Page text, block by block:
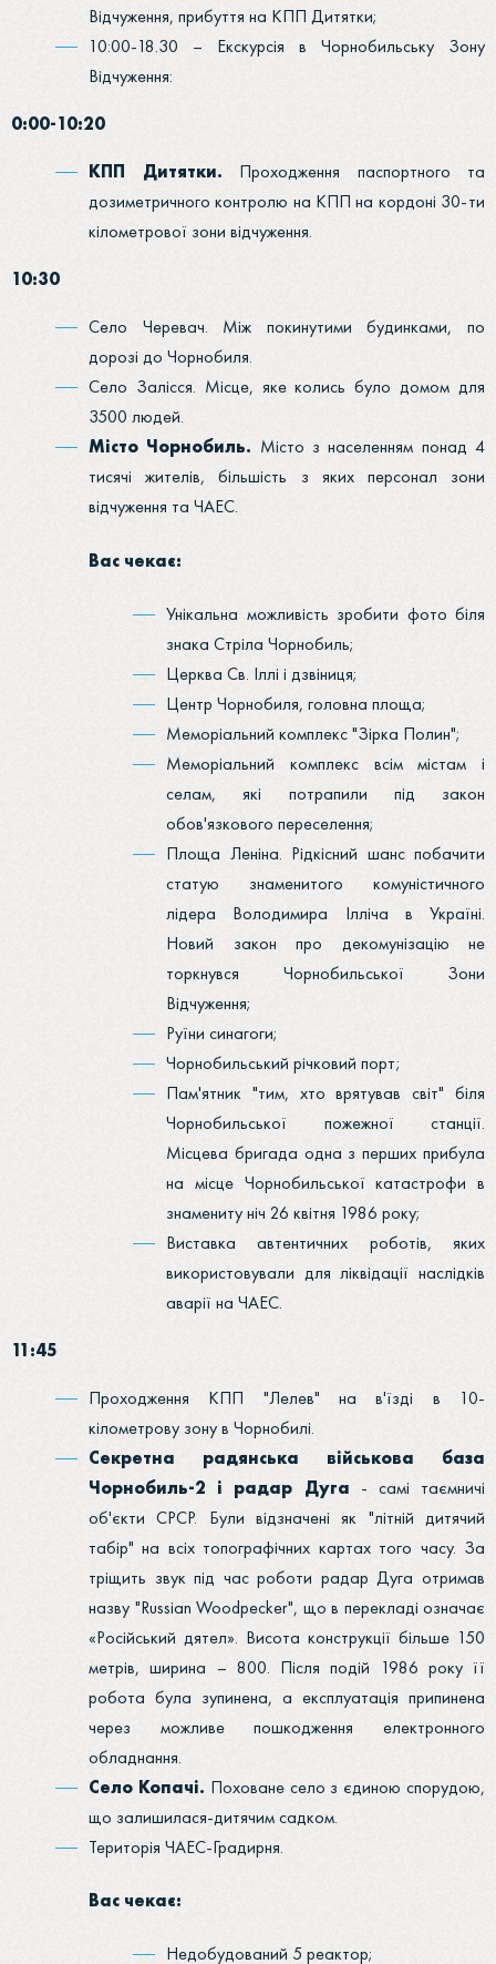
Відчуження, прибуття на КПП Дитятки;
10:00-18.30 – Екскурсія в Чорнобильську Зону
Відчуження:
0:00-10:20
КПП Дитятки. Проходження паспортного та
дозиметричного контролю на КПП на кордоні 30-ти
кілометрової зони відчуження.
10:30
Село Черевач. Між покинутими будинками, по
дорозі до Чорнобиля.
Село Залісся. Місце, яке колись було домом для
3500 людей.
Місто Чорнобиль. Місто з населенням понад 4
тисячі жителів, більшість з яких персонал зони
відчуження та ЧАЕС.
Вас чекає:
Унікальна можливість зробити фото біля
знака Стріла Чорнобиль;
Церква Св. Іллі і дзвіниця;
Центр Чорнобиля, головна площа;
Меморіальний комплекс "Зірка Полин";
Меморіальний комплекс всім містам і
селам, які потрапили під закон
обов'язкового переселення;
Площа Леніна. Рідкісний шанс побачити
статую знаменитого комуністичного
лідера Володимира Ілліча в Україні.
Новий закон про декомунізацію не
торкнувся Чорнобильської Зони
Відчуження;
Руїни синагоги;
Чорнобильський річковий порт;
Пам'ятник "тим, хто врятував світ" біля
Чорнобильської пожежної станції.
Місцева бригада одна з перших прибула
на місце Чорнобильської катастрофи в
знамениту ніч 26 квітня 1986 року;
Виставка автентичних роботів, яких
використовували для ліквідації наслідків
аварії на ЧАЕС.
11:45
Проходження КПП "Лелев" на в'їзді в 10-
кілометрову зону в Чорнобилі.
Секретна радянська військова база
Чорнобиль-2 і радар Дуга - самі таємничі
об'єкти СРСР. Були відзначені як "літній дитячий
табір" на всіх топографічних картах того часу. За
тріщить звук під час роботи радар Дуга отримав
назву "Russian Woodpecker", що в перекладі означає
«Російський дятел». Висота конструкції більше 150
метрів, ширина – 800. Після подій 1986 року її
робота була зупинена, а експлуатація припинена
через можливе пошкодження електронного
обладнання.
Село Копачі. Поховане село з єдиною спорудою,
що залишилася-дитячим садком.
Територія ЧАЕС-Градирня.
Вас чекає:
Недобудований 5 реактор;